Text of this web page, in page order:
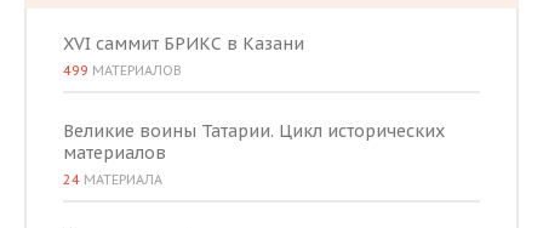
XVI саммит БРИКС в Казани
499 МАТЕРИАЛОВ
Великие воины Татарии. Цикл исторических
материалов
24 МАТЕРИАЛА